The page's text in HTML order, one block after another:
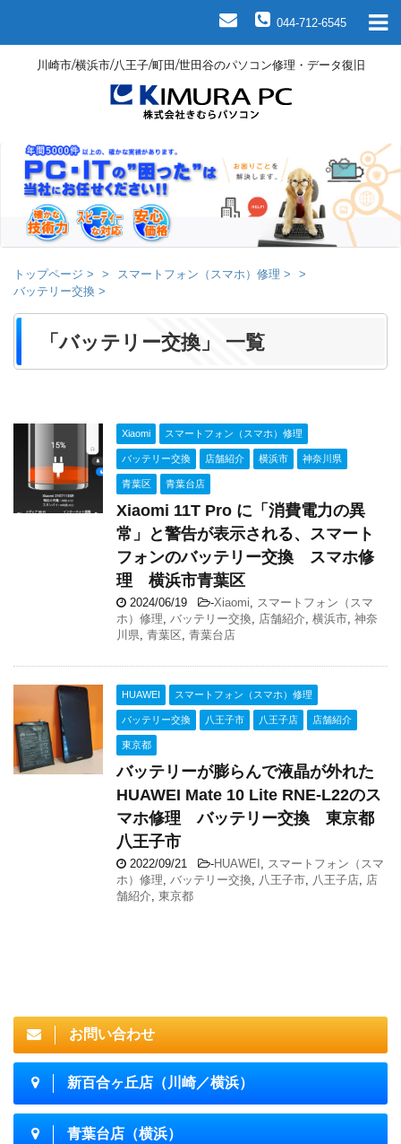
044-712-6545
川崎市/横浜市/八王子/町田/世田谷のパソコン修理・データ復旧
トップページ > スマートフォン（スマホ）修理 >
バッテリー交換 >
「バッテリー交換」 一覧
Xiaomi スマートフォン（スマホ）修理
バッテリー交換 店舗紹介 横浜市 神奈川県
青葉区 青葉台店
Xiaomi 11T Pro に「消費電力の異
常」と警告が表示される、スマート
フォンのバッテリー交換 スマホ修
理 横浜市青葉区
2024/06/19 -Xiaomi
スマートフォン（スマ
ホ）修理
バッテリー交換 店舗紹介 横浜市 神奈
川県 青葉区 青葉台店
HUAWEI スマートフォン（スマホ）修理
バッテリー交換 八王子市 八王子店 店舗紹介
東京都
バッテリーが膨らんで液晶が外れた
HUAWEI Mate 10 Lite RNE-L22のス
マホ修理 バッテリー交換 東京都
八王子市
2022/09/21 -HUAWEI
スマートフォン（スマ
ホ）修理
バッテリー交換 八王子市 八王子店
店
舗紹介 東京都
お問い合わせ
新百合ヶ丘店（川崎／横浜）
青葉台店（横浜）